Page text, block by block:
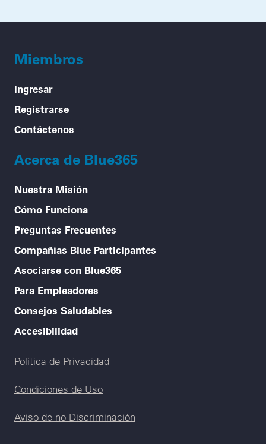
Miembros
Ingresar
Registrarse
Contáctenos
Acerca de Blue365
Nuestra Misión
Cómo Funciona
Preguntas Frecuentes
Compañías Blue Participantes
Asociarse con Blue365
Para Empleadores
Consejos Saludables
Accesibilidad
Legal menu
Política de Privacidad
Condiciones de Uso
Aviso de no Discriminación